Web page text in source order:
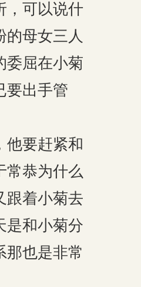
，可以说什
的母女三人
委屈在小菊
要出手管
他要赶紧和
常恭为什么
跟着小菊去
和小菊分
那也是非常